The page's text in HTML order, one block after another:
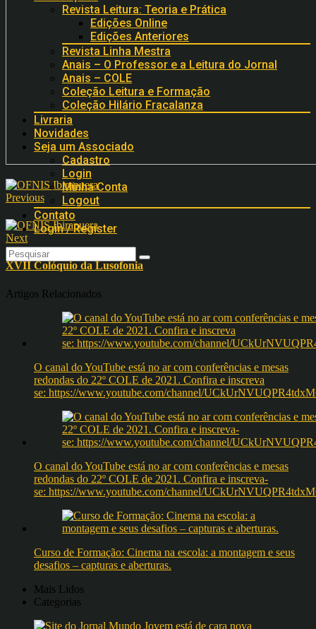
Revista Leitura: Teoria e Prática
Edições Online
Edições Anteriores
Revista Linha Mestra
Anais – O Professor e a Leitura do Jornal
Anais – COLE
Coleção Leitura e Formação
Coleção Hilário Fracalanza
Livraria
Novidades
Seja um Associado
Cadastro
Login
Minha Conta
Logout
Contato
Login / Register
Previous
Next
XVII Colóquio da Lusofonia
Artigos Relacionados
O canal do YouTube está no ar com conferências e mesas
redondas do 22º COLE de 2021. Confira e inscreva
se: https://www.youtube.com/channel/
O canal do YouTube está no ar com conferências e mesas
redondas do 22º COLE de 2021. Confira e inscreva-
se: https://www.youtube.com/channel/
Curso de Formação: Cinema na escola: a montagem e seus
desafios – capturas e aberturas.
Mais Lidos
Categorias